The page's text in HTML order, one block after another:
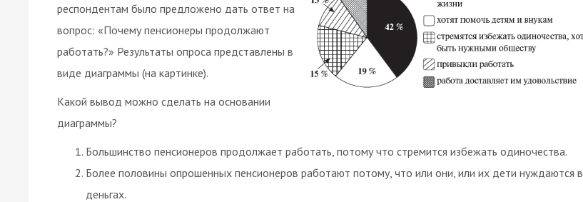
респондентам было предложено дать ответ на
вопрос: «Почему пенсионеры продолжают
работать?» Результаты опроса представлены в
виде диаграммы (на картинке).
Какой вывод можно сделать на основании
диаграммы?
Большинство пенсионеров продолжает работать, потому что стремится избежать одиночества.
Более половины опрошенных пенсионеров работают потому, что или они, или их дети нуждаются в
деньгах.